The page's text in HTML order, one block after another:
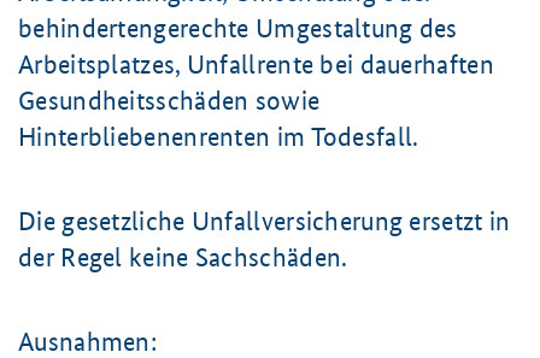
behindertengerechte Umgestaltung des
Arbeitsplatzes, Unfallrente bei dauerhaften
Gesundheitsschäden sowie
Hinterbliebenenrenten im Todesfall.
Die gesetzliche Unfallversicherung ersetzt in
der Regel keine Sachschäden.
Ausnahmen: